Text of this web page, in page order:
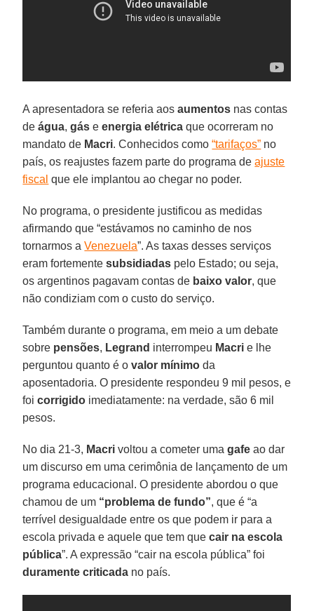
A apresentadora se referia aosaumentos nas contas
deágua,gás eenergia elétrica que ocorreram no
mandato de Macri. Conhecidos como“tarifaços” no
país, os reajustes fazem parte do programa deajuste
fiscal que ele implantou ao chegar no poder.
No programa, o presidente justificou as medidas
afirmando que “estávamos no caminho de nos
tornarmos aVenezuela”. As taxas desses serviços
eram fortementesubsidiadas pelo Estado; ou seja,
os argentinos pagavam contas de baixo valor, que
não condiziam com o custo do serviço.
Também durante o programa, em meio a um debate
sobre pensões, Legrand interrompeu Macri e lhe
perguntou quanto é o valor mínimo da
aposentadoria. O presidente respondeu 9 mil pesos, e
foicorrigido imediatamente: na verdade, são 6 mil
pesos.
No dia 21-3, Macri voltou a cometer umagafe ao dar
um discurso em uma cerimônia de lançamento de um
programa educacional. O presidente abordou o que
chamou de um “problema de fundo”, que é “a
terrível desigualdade entre os que podem ir para a
escola privada e aquele que tem quecair na escola
pública”. A expressão “cair na escola pública” foi
duramente criticada no país.